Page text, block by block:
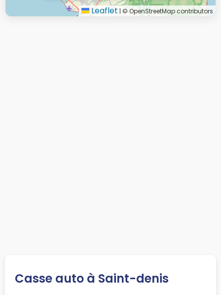
Leaflet | © OpenStreetMap contributors
Casse auto à Saint-denis